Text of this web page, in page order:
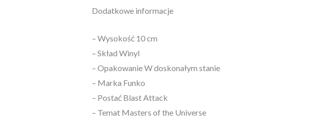
Dodatkowe informacje
– Wysokość 10 cm
– Skład Winyl
– Opakowanie W doskonałym stanie
– Marka Funko
– Postać Blast Attack
– Temat Masters of the Universe